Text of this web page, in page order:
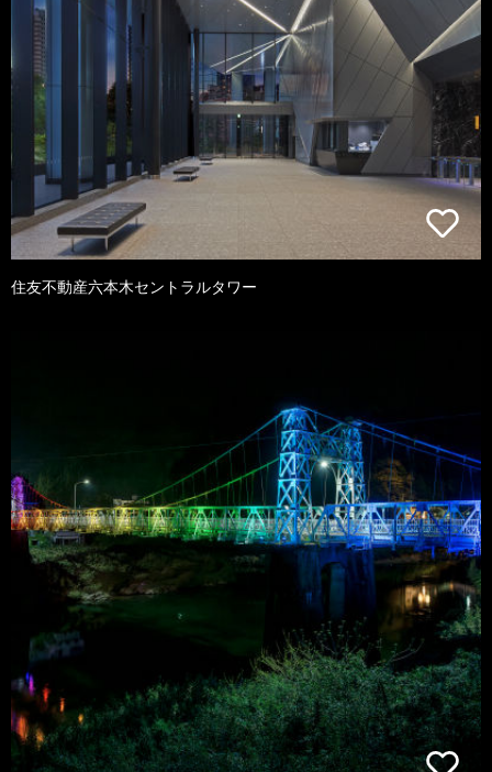
住友不動産六本木セントラルタワー